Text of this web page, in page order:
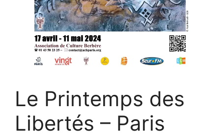
Le Printemps des
Libertés – Paris